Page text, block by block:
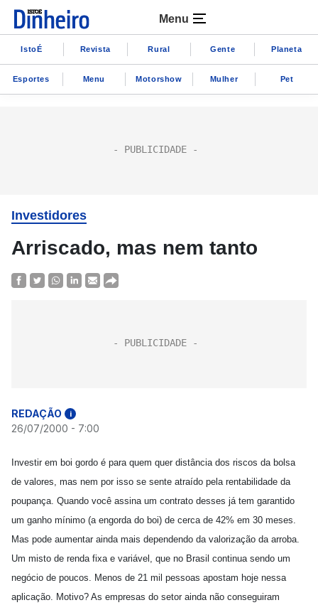
Menu
IstoÉ Revista Rural Gente Planeta
Esportes Menu Motorshow Mulher Pet
Investidores
Arriscado, mas nem tanto
REDAÇÃO i
26/07/2000 - 7:00
Investir em boi gordo é para quem quer distância dos riscos da bolsa
de valores, mas nem por isso se sente atraído pela rentabilidade da
poupança. Quando você assina um contrato desses já tem garantido
um ganho mínimo (a engorda do boi) de cerca de 42% em 30 meses.
Mas pode aumentar ainda mais dependendo da valorização da arroba.
Um misto de renda fixa e variável, que no Brasil continua sendo um
negócio de poucos. Menos de 21 mil pessoas apostam hoje nessa
aplicação. Motivo? As empresas do setor ainda não conseguiram